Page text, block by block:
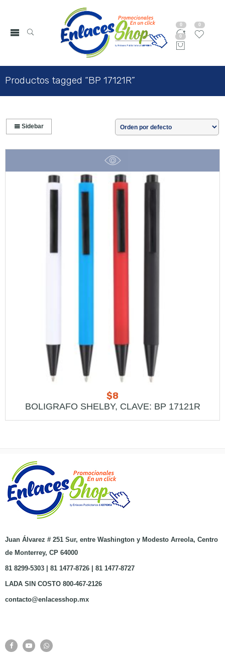
0 0
0
Productos tagged “BP 17121R”
Sidebar
$8
BOLIGRAFO SHELBY, CLAVE: BP 17121R
Juan Álvarez # 251 Sur, entre Washington y Modesto Arreola, Centro
de Monterrey, CP 64000
81 8299-5303 | 81 1477-8726 | 81 1477-8727
LADA SIN COSTO 800-467-2126
contacto@enlacesshop.mx